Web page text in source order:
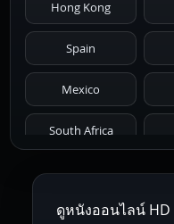
1971 1970
1966 1965
1959
1945 1942
Hong Kong
Spain
Mexico
South Africa
Netherlands
Hungary
ดูหนังออนไลน์ HD